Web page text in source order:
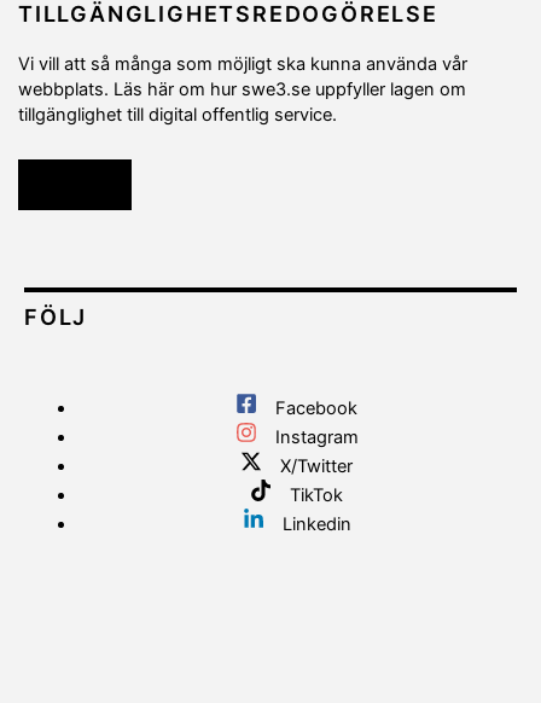
TILLGÄNGLIGHETSREDOGÖRELSE
Vi vill att så många som möjligt ska kunna använda vår
webbplats. Läs här om hur swe3.se uppfyller lagen om
tillgänglighet till digital offentlig service.
FÖLJ
Facebook
Instagram
X/Twitter
TikTok
Linkedin